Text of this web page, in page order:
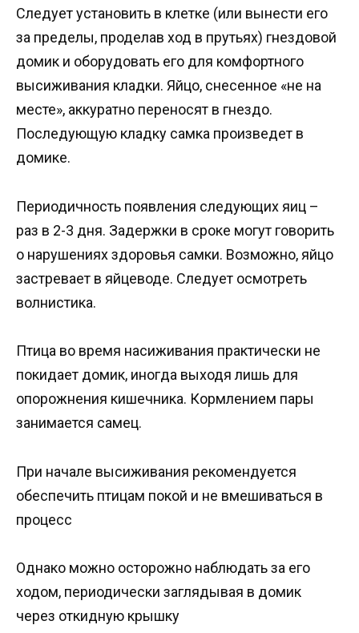
Следует установить в клетке (или вынести его
за пределы, проделав ход в прутьях) гнездовой
домик и оборудовать его для комфортного
высиживания кладки. Яйцо, снесенное «не на
месте», аккуратно переносят в гнездо.
Последующую кладку самка произведет в
домике.
Периодичность появления следующих яиц –
раз в 2-3 дня. Задержки в сроке могут говорить
о нарушениях здоровья самки. Возможно, яйцо
застревает в яйцеводе. Следует осмотреть
волнистика.
Птица во время насиживания практически не
покидает домик, иногда выходя лишь для
опорожнения кишечника. Кормлением пары
занимается самец.
При начале высиживания рекомендуется
обеспечить птицам покой и не вмешиваться в
процесс
Однако можно осторожно наблюдать за его
ходом, периодически заглядывая в домик
через откидную крышку